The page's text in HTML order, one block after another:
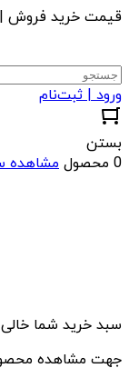
قیمت خرید فروش |
ورود | ثبت‌نام
بستن
0 محصول
مشاهده
سبد خرید شما
جهت مشاهده